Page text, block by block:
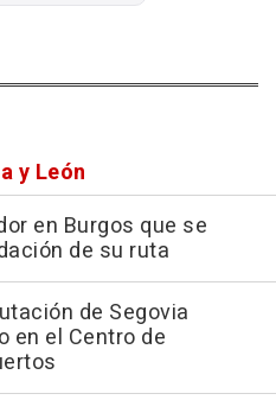
y León
en Burgos que se
de su ruta
de Segovia
en el Centro de